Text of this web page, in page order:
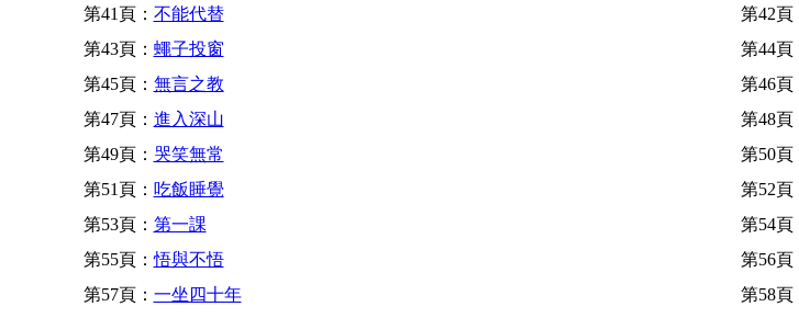
第41頁： 不能代替 第42頁
第43頁： 蠅子投窗 第44頁
第45頁： 無言之教 第46頁
第47頁： 進入深山 第48頁
第49頁： 哭笑無常 第50頁
第51頁： 吃飯睡覺 第52頁
第53頁： 第一課 第54頁
第55頁：悟與不悟 第56頁
第57頁： 一坐四十年 第58頁